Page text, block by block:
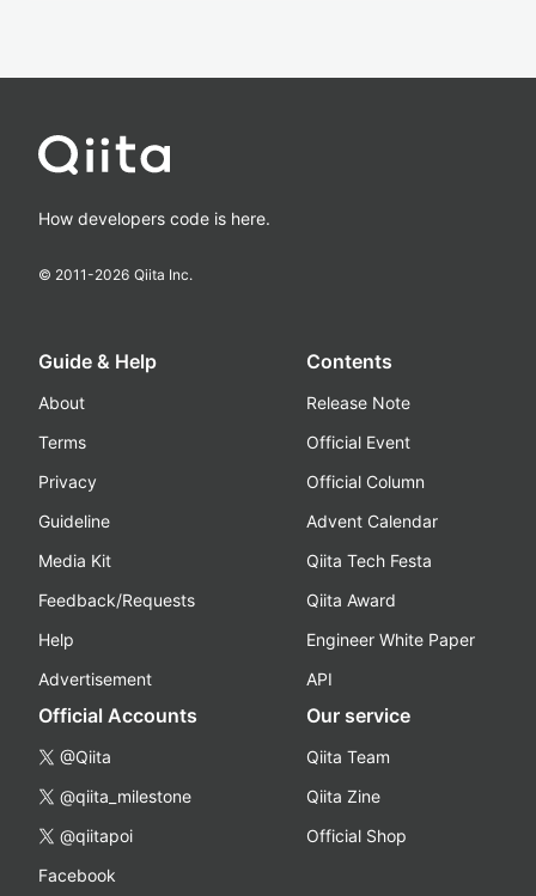
How developers code is here.
© 2011-2026 Qiita Inc.
Guide & Help
About
Terms
Privacy
Guideline
Media Kit
Feedback/Requests
Help
Advertisement
Contents
Release Note
Official Event
Official Column
Advent Calendar
Qiita Tech Festa
Qiita Award
Engineer White Paper
API
Official Accounts
@Qiita
@qiita_milestone
@qiitapoi
Facebook
Our service
Qiita Team
Qiita Zine
Official Shop